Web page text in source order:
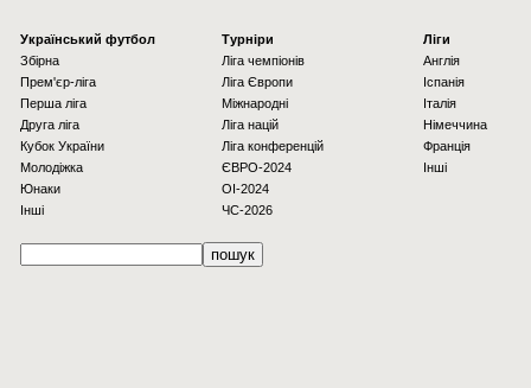
Українcький футбол
Збірна
Прем'єр-ліга
Перша ліга
Друга ліга
Кубок України
Молодіжка
Юнаки
Інші
Турніри
Ліга чемпіонів
Ліга Європи
Міжнародні
Ліга націй
Ліга конференцій
ЄВРО-2024
OI-2024
ЧС-2026
Ліги
Англія
Іспанія
Італія
Німеччина
Франція
Інші